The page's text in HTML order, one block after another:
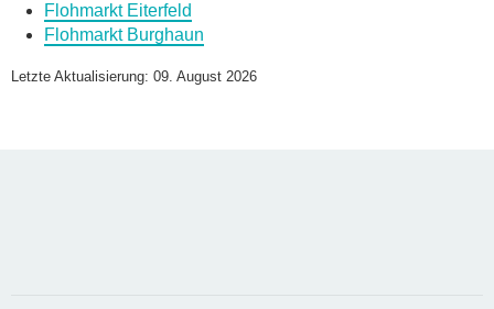
Name des Flohmarkts
Flohmarkt Eiterfeld
Flohmarkt Burghaun
Letzte Aktualisierung: 09. August 2026